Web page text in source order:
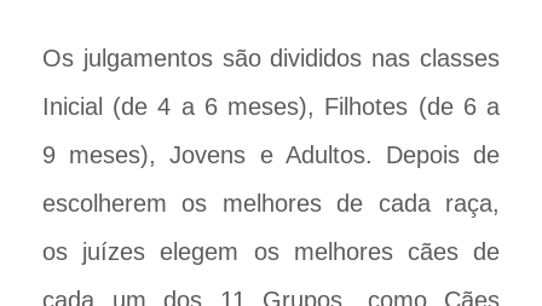
Os julgamentos são divididos nas classes
Inicial (de 4 a 6 meses), Filhotes (de 6 a
9 meses), Jovens e Adultos. Depois de
escolherem os melhores de cada raça,
os juízes elegem os melhores cães de
cada um dos 11 Grupos, como Cães